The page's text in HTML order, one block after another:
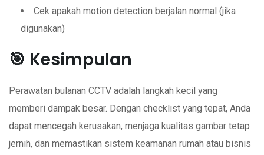
Cek apakah motion detection berjalan normal (jika
digunakan)
🎯 Kesimpulan
Perawatan bulanan CCTV adalah langkah kecil yang
memberi dampak besar. Dengan checklist yang tepat, Anda
dapat mencegah kerusakan, menjaga kualitas gambar tetap
jernih, dan memastikan sistem keamanan rumah atau bisnis